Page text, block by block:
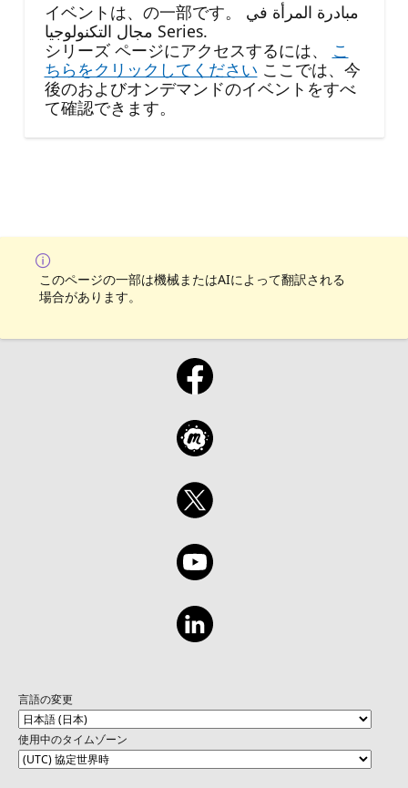
イベントは、の一部です。 مبادرة المرأة في
مجال التكنولوجيا Series.
シリーズ ページにアクセスするには、
こ
ちらをクリックしてください ここでは、今
後のおよびオンデマンドのイベントをすべ
て確認できます。
このページの一部は機械またはAIによって翻訳される
場合があります。
言語の変更
使用中のタイムゾーン